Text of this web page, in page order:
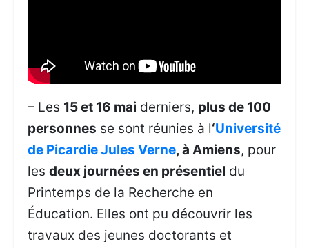
– Les 15 et 16 mai derniers, plus de 100
personnes se sont réunies à l‘Université
de Picardie Jules Verne, à Amiens, pour
lesdeux journées en présentiel du
Printemps de la Recherche en
Éducation. Elles ont pu découvrir les
travaux des jeunes doctorants et